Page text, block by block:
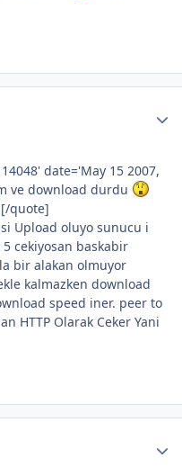
date='May 15 2007,
ve download durdu
quote]
Upload oluyo sunucu i
cekiyosan baskabir
bir alakan olmuyor
kalmazken download
speed iner. peer to
HTTP Olarak Ceker Yani